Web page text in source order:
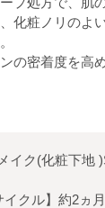
化粧ノリのよ
の密着度を高
イク(化粧下地
イクル】約2ヵ